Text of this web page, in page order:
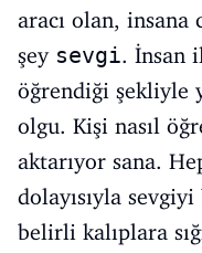
aracı olan, insana
şey sevgi. İnsan
öğrendiği şekliyle
olgu. Kişi nasıl
aktarıyor sana.
dolayısıyla
belirli kalıplara